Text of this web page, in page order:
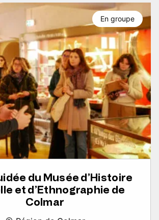
du Musée d’Histoire
et d’Ethnographie de
Colmar
En groupe